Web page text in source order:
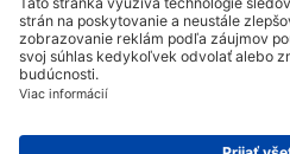
Nastavenia
Môžeme získať províziu, ak
O násNovinkyInformácie